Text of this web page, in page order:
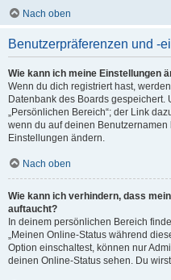
Nach oben
Benutzerpräferenzen und -
Wie kann ich meine Einstellungen
Wenn du dich registriert hast,
Datenbank des Boards gespeichert.
„Persönlichen Bereich“; der Link
wenn du auf deinen
Einstellungen ändern.
Nach oben
Wie kann ich verhindern, dass
auftaucht?
In deinem persönlichen Bereich
„Meinen Online-Status während
Option einschaltest, können nur
deinen Online-Status sehen. Du